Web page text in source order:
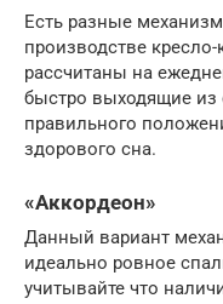
Есть разные
производстве
рассчитаны на
быстро выходящие из
правильного
здорового сна.
«Аккордеон»
Данный вариант
идеально ровное
учитывайте что